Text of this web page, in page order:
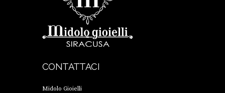
CONTATTACI
Midolo Gioielli